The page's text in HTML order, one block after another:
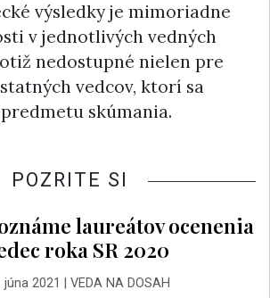
výsledky je mimoriadne
v jednotlivých vedných
nedostupné nielen pre
vedcov, ktorí sa
skúmania.
POZRITE SI
laureátov ocenenia
roka SR 2020
júna 2021 VEDA NA DOSAH